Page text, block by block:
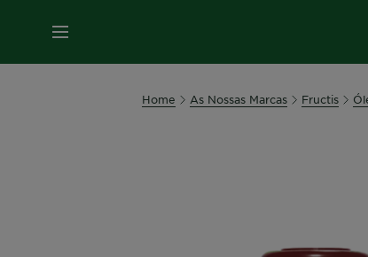
MENU
Home As Nossas Marcas Fructis